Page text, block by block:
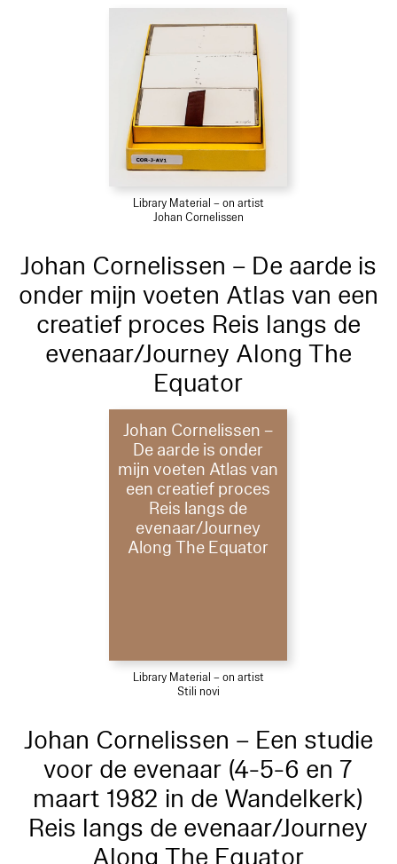
Library Material – on artist
Johan Cornelissen
Johan Cornelissen – De aarde is
onder mijn voeten Atlas van een
creatief proces Reis langs de
evenaar/Journey Along The
Equator
Johan Cornelissen –
De aarde is onder
mijn voeten Atlas van
een creatief proces
Reis langs de
evenaar/Journey
Along The Equator
Library Material – on artist
Stili novi
Johan Cornelissen – Een studie
voor de evenaar (4-5-6 en 7
maart 1982 in de Wandelkerk)
Reis langs de evenaar/Journey